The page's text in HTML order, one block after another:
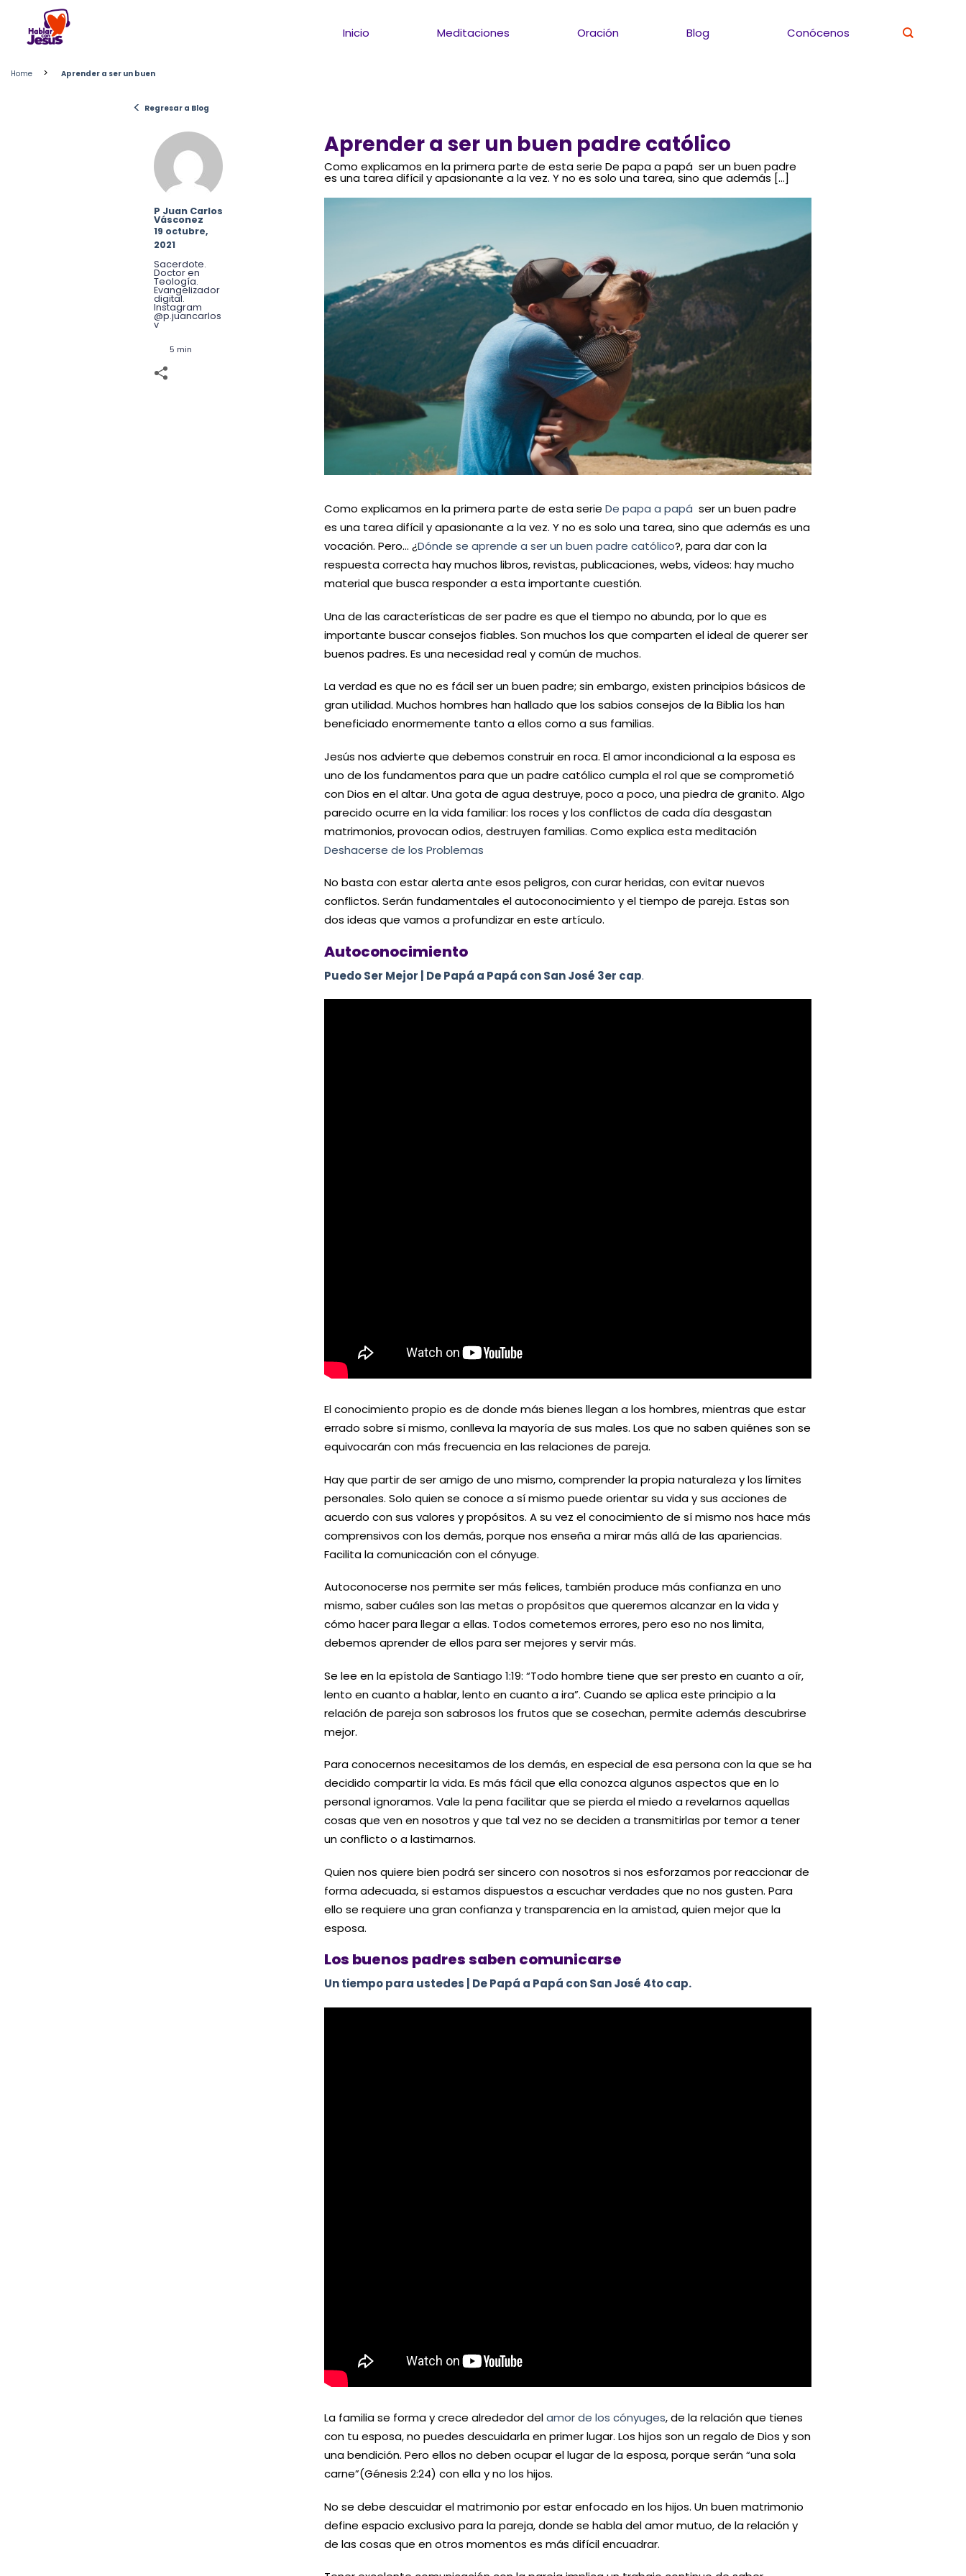
content
Inicio Meditaciones Oración Blog Conócenos
Home > Aprender a ser un buen
< Regresar a Blog
P Juan Carlos
Vásconez
19 octubre,
2021
Sacerdote.
Doctor en
Teología.
Evangelizador
digital.
Instagram
@p.juancarlos
v
5 min
Aprender a ser un buen padre católico
Como explicamos en la primera parte de esta serie De papa a papá ser un buen padre
es una tarea difícil y apasionante a la vez. Y no es solo una tarea, sino que además […]
Como explicamos en la primera parte de esta serie De papa a papá ser un buen padre
es una tarea difícil y apasionante a la vez. Y no es solo una tarea, sino que además es una
vocación. Pero… ¿Dónde se aprende a ser un buen padre católico?, para dar con la
respuesta correcta hay muchos libros, revistas, publicaciones, webs, vídeos: hay mucho
material que busca responder a esta importante cuestión.
Una de las características de ser padre es que el tiempo no abunda, por lo que es
importante buscar consejos fiables. Son muchos los que comparten el ideal de querer ser
buenos padres. Es una necesidad real y común de muchos.
La verdad es que no es fácil ser un buen padre; sin embargo, existen principios básicos de
gran utilidad. Muchos hombres han hallado que los sabios consejos de la Biblia los han
beneficiado enormemente tanto a ellos como a sus familias.
Jesús nos advierte que debemos construir en roca. El amor incondicional a la esposa es
uno de los fundamentos para que un padre católico cumpla el rol que se comprometió
con Dios en el altar. Una gota de agua destruye, poco a poco, una piedra de granito. Algo
parecido ocurre en la vida familiar: los roces y los conflictos de cada día desgastan
matrimonios, provocan odios, destruyen familias. Como explica esta meditación
Deshacerse de los Problemas
No basta con estar alerta ante esos peligros, con curar heridas, con evitar nuevos
conflictos. Serán fundamentales el autoconocimiento y el tiempo de pareja. Estas son
dos ideas que vamos a profundizar en este artículo.
Autoconocimiento
Puedo Ser Mejor | De Papá a Papá con San José 3er cap.
El conocimiento propio es de donde más bienes llegan a los hombres, mientras que estar
errado sobre sí mismo, conlleva la mayoría de sus males. Los que no saben quiénes son se
equivocarán con más frecuencia en las relaciones de pareja.
Hay que partir de ser amigo de uno mismo, comprender la propia naturaleza y los límites
personales. Solo quien se conoce a sí mismo puede orientar su vida y sus acciones de
acuerdo con sus valores y propósitos. A su vez el conocimiento de sí mismo nos hace más
comprensivos con los demás, porque nos enseña a mirar más allá de las apariencias.
Facilita la comunicación con el cónyuge.
Autoconocerse nos permite ser más felices, también produce más confianza en uno
mismo, saber cuáles son las metas o propósitos que queremos alcanzar en la vida y
cómo hacer para llegar a ellas. Todos cometemos errores, pero eso no nos limita,
debemos aprender de ellos para ser mejores y servir más.
Se lee en la epístola de Santiago 1:19: “Todo hombre tiene que ser presto en cuanto a oír,
lento en cuanto a hablar, lento en cuanto a ira”. Cuando se aplica este principio a la
relación de pareja son sabrosos los frutos que se cosechan, permite además descubrirse
mejor.
Para conocernos necesitamos de los demás, en especial de esa persona con la que se ha
decidido compartir la vida. Es más fácil que ella conozca algunos aspectos que en lo
personal ignoramos. Vale la pena facilitar que se pierda el miedo a revelarnos aquellas
cosas que ven en nosotros y que tal vez no se deciden a transmitirlas por temor a tener
un conflicto o a lastimarnos.
Quien nos quiere bien podrá ser sincero con nosotros si nos esforzamos por reaccionar de
forma adecuada, si estamos dispuestos a escuchar verdades que no nos gusten. Para
ello se requiere una gran confianza y transparencia en la amistad, quien mejor que la
esposa.
Los buenos padres saben comunicarse
Un tiempo para ustedes | De Papá a Papá con San José 4to cap.
La familia se forma y crece alrededor delamor de los cónyuges, de la relación que tienes
con tu esposa, no puedes descuidarla en primer lugar. Los hijos son un regalo de Dios y son
una bendición. Pero ellos no deben ocupar el lugar de la esposa, porque serán “una sola
carne”(Génesis 2:24) con ella y no los hijos.
No se debe descuidar el matrimonio por estar enfocado en los hijos. Un buen matrimonio
define espacio exclusivo para la pareja, donde se habla del amor mutuo, de la relación y
de las cosas que en otros momentos es más difícil encuadrar.